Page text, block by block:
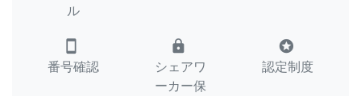
ル
smartphone
番号確認
lock
シェアワ
ーカー保
stars
認定制度